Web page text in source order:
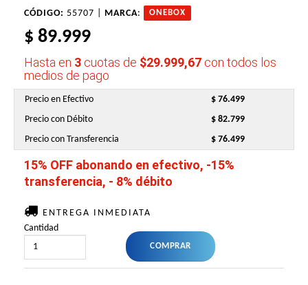
CÓDIGO: 55707 | MARCA: ONEBOX
$ 89.999
Hasta en 3 cuotas de $29.999,67 con todos los
medios de pago
Precio en Efectivo
$ 76.499
Precio con Débito
$ 82.799
Precio con Transferencia
$ 76.499
15% OFF abonando en efectivo, -15%
transferencia, - 8% débito
ENTREGA INMEDIATA
Cantidad